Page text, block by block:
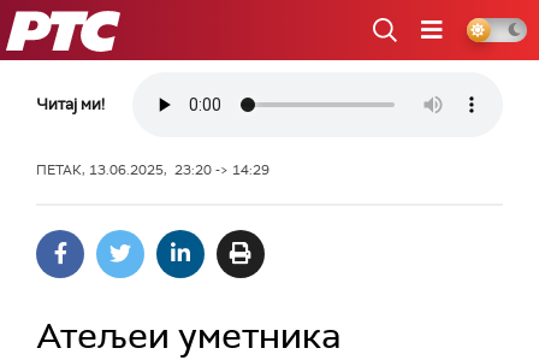
РТС
Читај ми!
ПЕТАК, 13.06.2025, 23:20 -> 14:29
Атељеи уметника